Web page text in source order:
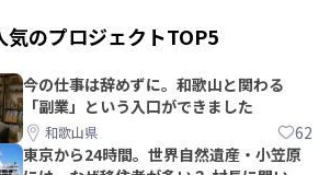
気のプロジェクトTOP5
今の仕事は辞めずに。和歌山と関わる
「副業」という入口ができました
和歌山県 62
東京から24時間。世界自然遺産・小笠原